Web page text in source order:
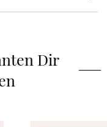
Dir